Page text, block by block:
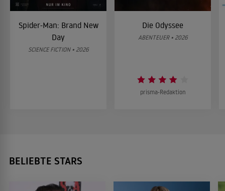
Spider-Man: Brand New
Day
SCIENCE FICTION • 2026
Die Odyssee
ABENTEUER • 2026
prisma-Redaktion
BELIEBTE STARS